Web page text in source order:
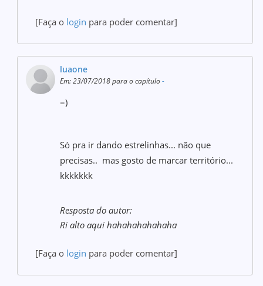
[Faça o login para poder comentar]
luaone
Em: 23/07/2018 para o capítulo-
=)
Só pra ir dando estrelinhas... não que
precisas.. mas gosto de marcar território...
kkkkkkk
Resposta do autor:
Ri alto aqui hahahahahahaha
[Faça o login para poder comentar]